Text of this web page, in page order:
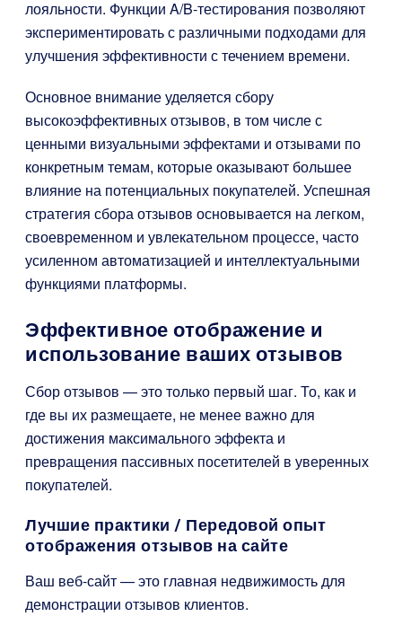
лояльности. Функции A/B-тестирования позволяют
экспериментировать с различными подходами для
улучшения эффективности с течением времени.
Основное внимание уделяется сбору
высокоэффективных отзывов, в том числе с
ценными визуальными эффектами и отзывами по
конкретным темам, которые оказывают большее
влияние на потенциальных покупателей. Успешная
стратегия сбора отзывов основывается на легком,
своевременном и увлекательном процессе, часто
усиленном автоматизацией и интеллектуальными
функциями платформы.
Эффективное отображение и
использование ваших отзывов
Сбор отзывов — это только первый шаг. То, как и
где вы их размещаете, не менее важно для
достижения максимального эффекта и
превращения пассивных посетителей в уверенных
покупателей.
Лучшие практики / Передовой опыт
отображения отзывов на сайте
Ваш веб-сайт — это главная недвижимость для
демонстрации отзывов клиентов.